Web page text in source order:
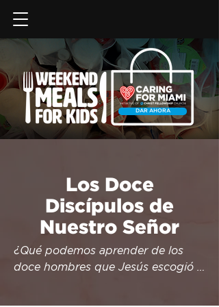
DAR AHORA
Los Doce
Discípulos de
Nuestro Señor
¿Qué podemos aprender de los
doce hombres que Jesús escogió